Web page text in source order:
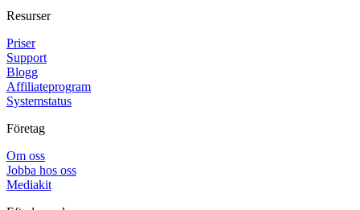
Resurser
Priser
Support
Blogg
Affiliateprogram
Systemstatus
Företag
Om oss
Jobba hos oss
Mediakit